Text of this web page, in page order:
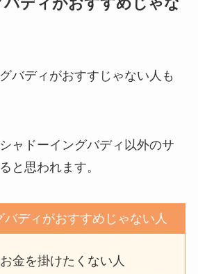
ディがおすすめじゃな
バディがおすすじゃない人も
ャドーイングバディ以外のサ
と思われます。
バディがおすすめじゃない人
金を掛けたくない人